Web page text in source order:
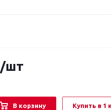
/шт
В корзину Купить в 1